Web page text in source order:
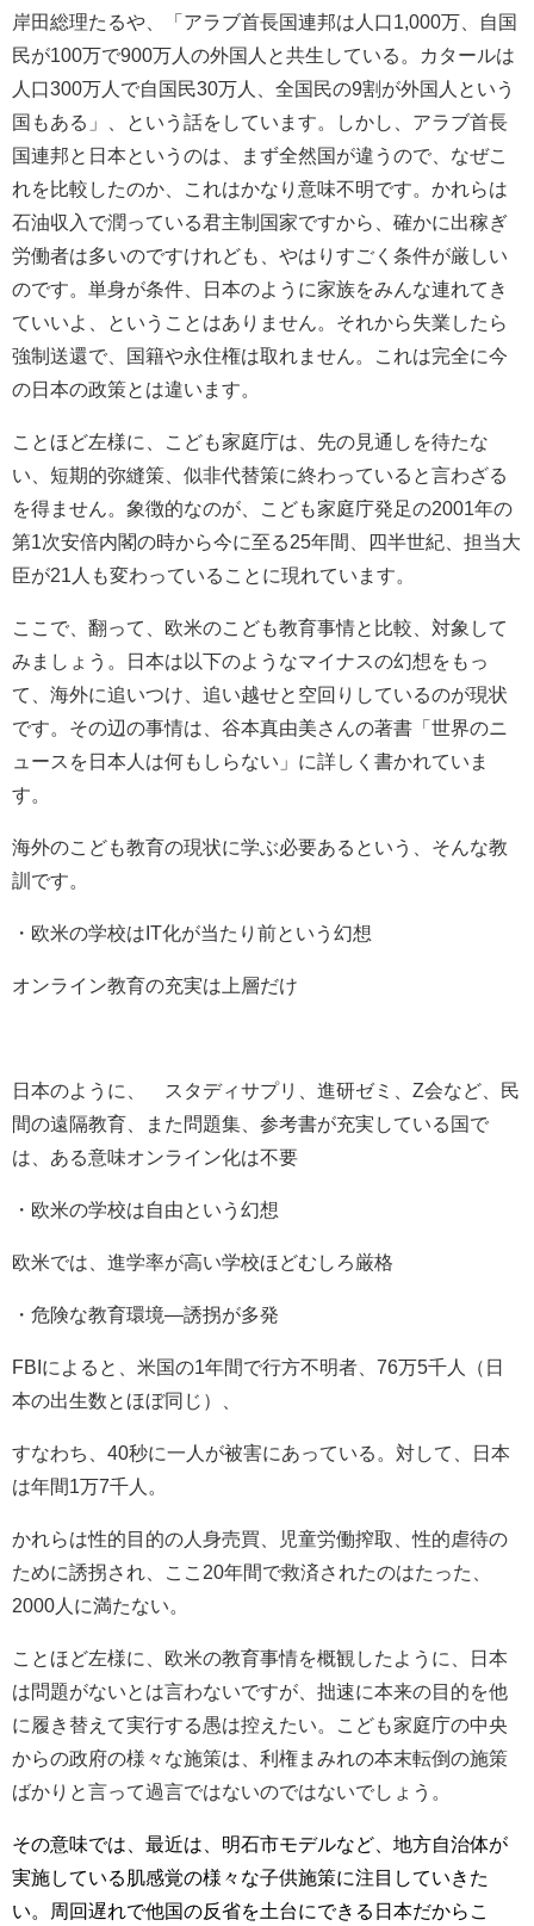
岸田総理たるや、「アラブ首長国連邦は人口1,000万、自国
民が100万で900万人の外国人と共生している。カタールは
人口300万人で自国民30万人、全国民の9割が外国人という
国もある」、という話をしています。しかし、アラブ首長
国連邦と日本というのは、まず全然国が違うので、なぜこ
れを比較したのか、これはかなり意味不明です。かれらは
石油収入で潤っている君主制国家ですから、確かに出稼ぎ
労働者は多いのですけれども、やはりすごく条件が厳しい
のです。単身が条件、日本のように家族をみんな連れてき
ていいよ、ということはありません。それから失業したら
強制送還で、国籍や永住権は取れません。これは完全に今
の日本の政策とは違います。
ことほど左様に、こども家庭庁は、先の見通しを待たな
い、短期的弥縫策、似非代替策に終わっていると言わざる
を得ません。象徴的なのが、こども家庭庁発足の2001 年の
第1 次安倍内閣の時から今に至る25年間、四半世紀、担当大
臣が21 人も変わっていることに現れています。
ここで、翻って、欧米のこども教育事情と比較、対象して
みましょう。日本は以下のようなマイナスの幻想をもっ
て、海外に追いつけ、追い越せと空回りしているのが現状
です。その辺の事情は、谷本真由美さんの著書「世界のニ
ュースを日本人は何もしらない」に詳しく書かれていま
す。
海外のこども教育の現状に学ぶ必要あるという、そんな教
訓です。
・欧米の学校は IT化が当たり前という幻想
オンライン教育の充実は上層だけ
日本のように、 スタディサプリ、進研ゼミ、 Z会など、民
間の遠隔教育、また問題集、参考書が充実している国で
は、ある意味オンライン化は不要
・欧米の学校は自由という幻想
欧米では、進学率が高い学校ほどむしろ厳格
・危険な教育環境―誘拐が多発
FBI によると、米国の1 年間で行方不明者、 76万5千人（日
本の出生数とほぼ同じ）、
すなわち、 40秒に一人が被害にあっている。対して、日本
は年間1 万7千人。
かれらは性的目的の人身売買、児童労働搾取、性的虐待の
ために誘拐され、ここ 20年間で救済されたのはたった、
2000 人に満たない。
ことほど左様に、欧米の教育事情を概観したように、日本
は問題がないとは言わないですが、拙速に本来の目的を他
に履き替えて実行する愚は控えたい。こども家庭庁の中央
からの政府の様々な施策は、利権まみれの本末転倒の施策
ばかりと言って過言ではないのではないでしょう。
その意味では、最近は、明石市モデルなど、地方自治体が
実施している肌感覚の様々な子供施策に注目していきた
い。周回遅れで他国の反省を土台にできる日本だからこ